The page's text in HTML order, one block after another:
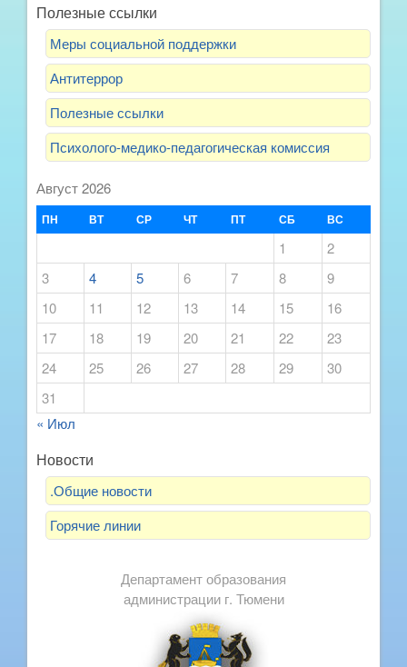
Полезные ссылки
Меры социальной поддержки
Антитеррор
Полезные ссылки
Психолого-медико-педагогическая комиссия
Август 2026
ПН ВТ СР ЧТ ПТ СБ ВС
1
2
3
4 5 6 7 8
9
10
11 12 13 14 15
16
17
18 19 20 21 22
23
24
25 26 27 28 29
30
31
« Июл
Новости
.Общие новости
Горячие линии
Департамент образования
администрации г. Тюмени